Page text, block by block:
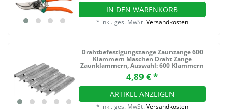
IN DEN WARENKORB
* inkl. ges. MwSt. Versandkosten
Drahtbefestigungszange Zaunzange 600
Klammern Maschen Draht Zange
Zaunklammern, Auswahl: 600 Klammern
4,89 € *
ARTIKEL ANZEIGEN
* inkl. ges. MwSt. Versandkosten